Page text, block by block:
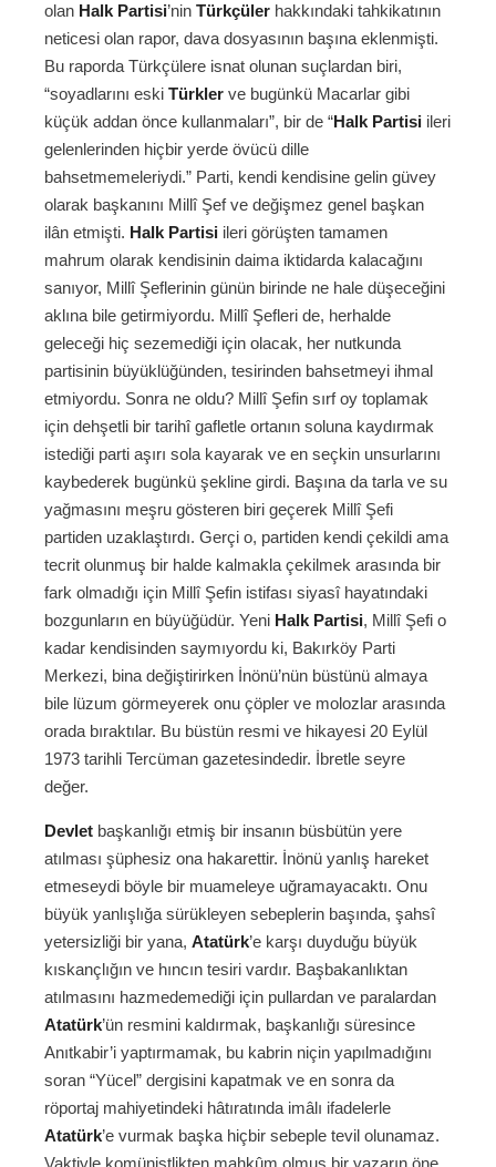
olan Halk Partisi’nin Türkçüler hakkındaki tahkikatının
neticesi olan rapor, dava dosyasının başına eklenmişti.
Bu raporda Türkçülere isnat olunan suçlardan biri,
“soyadlarını eski Türkler ve bugünkü Macarlar gibi
küçük addan önce kullanmaları”, bir de “Halk Partisi ileri
gelenlerinden hiçbir yerde övücü dille
bahsetmemeleriydi.” Parti, kendi kendisine gelin güvey
olarak başkanını Millî Şef ve değişmez genel başkan
ilân etmişti. Halk Partisi ileri görüşten tamamen
mahrum olarak kendisinin daima iktidarda kalacağını
sanıyor, Millî Şeflerinin günün birinde ne hale düşeceğini
aklına bile getirmiyordu. Millî Şefleri de, herhalde
geleceği hiç sezemediği için olacak, her nutkunda
partisinin büyüklüğünden, tesirinden bahsetmeyi ihmal
etmiyordu. Sonra ne oldu? Millî Şefin sırf oy toplamak
için dehşetli bir tarihî gafletle ortanın soluna kaydırmak
istediği parti aşırı sola kayarak ve en seçkin unsurlarını
kaybederek bugünkü şekline girdi. Başına da tarla ve su
yağmasını meşru gösteren biri geçerek Millî Şefi
partiden uzaklaştırdı. Gerçi o, partiden kendi çekildi ama
tecrit olunmuş bir halde kalmakla çekilmek arasında bir
fark olmadığı için Millî Şefin istifası siyasî hayatındaki
bozgunların en büyüğüdür. Yeni Halk Partisi, Millî Şefi o
kadar kendisinden saymıyordu ki, Bakırköy Parti
Merkezi, bina değiştirirken İnönü’nün büstünü almaya
bile lüzum görmeyerek onu çöpler ve molozlar arasında
orada bıraktılar. Bu büstün resmi ve hikayesi 20 Eylül
1973 tarihli Tercüman gazetesindedir. İbretle seyre
değer.
Devlet başkanlığı etmiş bir insanın büsbütün yere
atılması şüphesiz ona hakarettir. İnönü yanlış hareket
etmeseydi böyle bir muameleye uğramayacaktı. Onu
büyük yanlışlığa sürükleyen sebeplerin başında, şahsî
yetersizliği bir yana, Atatürk’e karşı duyduğu büyük
kıskançlığın ve hıncın tesiri vardır. Başbakanlıktan
atılmasını hazmedemediği için pullardan ve paralardan
Atatürk’ün resmini kaldırmak, başkanlığı süresince
Anıtkabir’i yaptırmamak, bu kabrin niçin yapılmadığını
soran “Yücel” dergisini kapatmak ve en sonra da
röportaj mahiyetindeki hâtıratında imâlı ifadelerle
Atatürk’e vurmak başka hiçbir sebeple tevil olunamaz.